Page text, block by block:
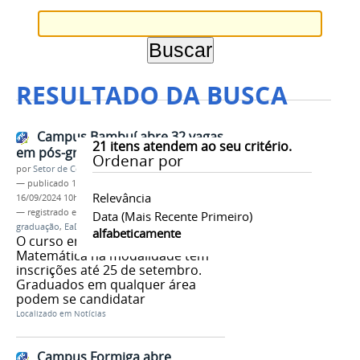
RESULTADO DA BUSCA
21 itens atendem ao seu critério.
Ordenar por
Relevância
Data (mais Recente Primeiro)
alfabeticamente
Campus Bambuí abre 32 vagas
em pós-graduação EaD
porSetor de Comunicação
— publicado 16/09/2024
16/09/2024 10h15
— registrado em:
Campus Bambuí,
graduação, EaD Ensino de Ciências e Matemática
O curso em Ensino de Ciências e
Matemática na modalidade tem
inscrições até 25 de setembro.
Graduados em qualquer área
podem se candidatar
Localizado em Notícias
Campus Formiga abre